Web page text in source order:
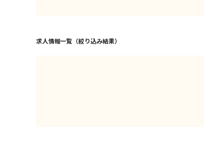
求人情報一覧（絞り込み結果）